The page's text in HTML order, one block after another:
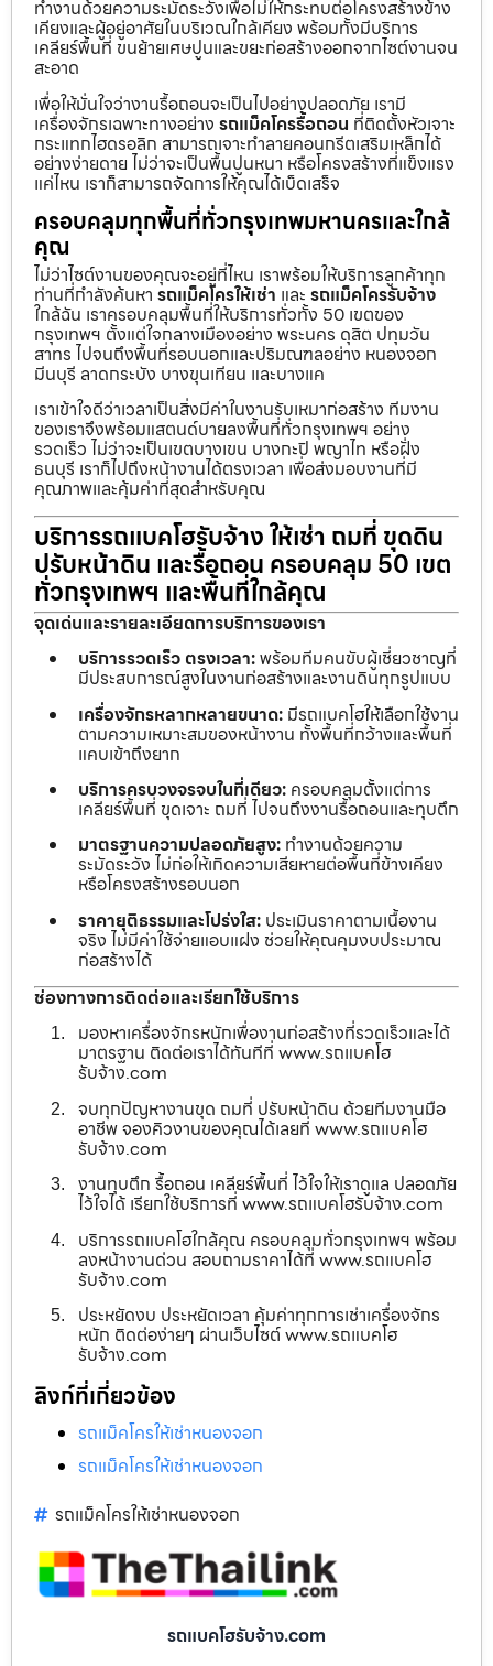
ทำงานด้วยความระมัดระวังเพื่อไม่ให้กระทบต่อโครงสร้างข้าง
เคียงและผู้อยู่อาศัยในบริเวณใกล้เคียง พร้อมทั้งมีบริการ
เคลียร์พื้นที่ ขนย้ายเศษปูนและขยะก่อสร้างออกจากไซต์งานจน
สะอาด
เพื่อให้มั่นใจว่างานรื้อถอนจะเป็นไปอย่างปลอดภัย เรามี
เครื่องจักรเฉพาะทางอย่าง รถแม็คโครรื้อถอน ที่ติดตั้งหัวเจาะ
กระแทกไฮดรอลิก สามารถเจาะทำลายคอนกรีตเสริมเหล็กได้
อย่างง่ายดาย ไม่ว่าจะเป็นพื้นปูนหนา หรือโครงสร้างที่แข็งแรง
แค่ไหน เราก็สามารถจัดการให้คุณได้เบ็ดเสร็จ
ครอบคลุมทุกพื้นที่ทั่วกรุงเทพมหานครและใกล้
คุณ
ไม่ว่าไซต์งานของคุณจะอยู่ที่ไหน เราพร้อมให้บริการลูกค้าทุก
ท่านที่กำลังค้นหา รถแม็คโครให้เช่า และ รถแม็คโครรับจ้าง
ใกล้ฉัน เราครอบคลุมพื้นที่ให้บริการทั่วทั้ง 50 เขตของ
กรุงเทพฯ ตั้งแต่ใจกลางเมืองอย่าง พระนคร ดุสิต ปทุมวัน
สาทร ไปจนถึงพื้นที่รอบนอกและปริมณฑลอย่าง หนองจอก
มีนบุรี ลาดกระบัง บางขุนเทียน และบางแค
เราเข้าใจดีว่าเวลาเป็นสิ่งมีค่าในงานรับเหมาก่อสร้าง ทีมงาน
ของเราจึงพร้อมแสตนด์บายลงพื้นที่ทั่วกรุงเทพฯ อย่าง
รวดเร็ว ไม่ว่าจะเป็นเขตบางเขน บางกะปิ พญาไท หรือฝั่ง
ธนบุรี เราก็ไปถึงหน้างานได้ตรงเวลา เพื่อส่งมอบงานที่มี
คุณภาพและคุ้มค่าที่สุดสำหรับคุณ
บริการรถแบคโฮรับจ้าง ให้เช่า ถมที่ ขุดดิน
ปรับหน้าดิน และรื้อถอน ครอบคลุม 50 เขต
ทั่วกรุงเทพฯ และพื้นที่ใกล้คุณ
จุดเด่นและรายละเอียดการบริการของเรา
บริการรวดเร็ว ตรงเวลา:พร้อมทีมคนขับผู้เชี่ยวชาญที่
มีประสบการณ์สูงในงานก่อสร้างและงานดินทุกรูปแบบ
เครื่องจักรหลากหลายขนาด: มีรถแบคโฮให้เลือกใช้งาน
ตามความเหมาะสมของหน้างาน ทั้งพื้นที่กว้างและพื้นที่
แคบเข้าถึงยาก
บริการครบวงจรจบในที่เดียว: ครอบคลุมตั้งแต่การ
เคลียร์พื้นที่ ขุดเจาะ ถมที่ ไปจนถึงงานรื้อถอนและทุบตึก
มาตรฐานความปลอดภัยสูง: ทำงานด้วยความ
ระมัดระวัง ไม่ก่อให้เกิดความเสียหายต่อพื้นที่ข้างเคียง
หรือโครงสร้างรอบนอก
ราคายุติธรรมและโปร่งใส: ประเมินราคาตามเนื้องาน
จริง ไม่มีค่าใช้จ่ายแอบแฝง ช่วยให้คุณคุมงบประมาณ
ก่อสร้างได้
ช่องทางการติดต่อและเรียกใช้บริการ
มองหาเครื่องจักรหนักเพื่องานก่อสร้างที่รวดเร็วและได้
มาตรฐาน ติดต่อเราได้ทันทีที่ www.รถแบคโฮ
รับจ้าง.com
จบทุกปัญหางานขุด ถมที่ ปรับหน้าดิน ด้วยทีมงานมือ
อาชีพ จองคิวงานของคุณได้เลยที่ www.รถแบคโฮ
รับจ้าง.com
งานทุบตึก รื้อถอน เคลียร์พื้นที่ ไว้ใจให้เราดูแล ปลอดภัย
ไว้ใจได้ เรียกใช้บริการที่ www.รถแบคโฮรับจ้าง.com
บริการรถแบคโฮใกล้คุณ ครอบคลุมทั่วกรุงเทพฯ พร้อม
ลงหน้างานด่วน สอบถามราคาได้ที่ www.รถแบคโฮ
รับจ้าง.com
ประหยัดงบ ประหยัดเวลา คุ้มค่าทุกการเช่าเครื่องจักร
หนัก ติดต่อง่ายๆ ผ่านเว็บไซต์ www.รถแบคโฮ
รับจ้าง.com
ลิงก์ที่เกี่ยวข้อง
รถแม็คโครให้เช่าหนองจอก
รถแม็คโครให้เช่าหนองจอก
รถแม็คโครให้เช่าหนองจอก
รถแบคโฮรับจ้าง.com